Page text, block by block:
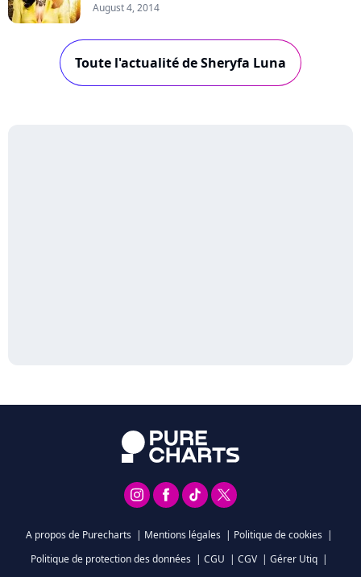
August 4, 2014
Toute l'actualité de Sheryfa Luna
A propos de Purecharts | Mentions légales | Politique de cookies |
Politique de protection des données | CGU | CGV | Gérer Utiq |